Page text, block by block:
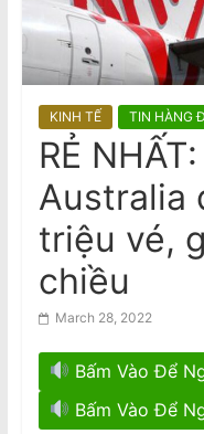
a
m
s
e
N
w
s
p
p
e
nhỏ
KINH TẾ TIN HÀNG
RẺ
Australia
triệu vé,
chiều
March 28, 2022
Bấm Vào Để
Bấm Vào Để